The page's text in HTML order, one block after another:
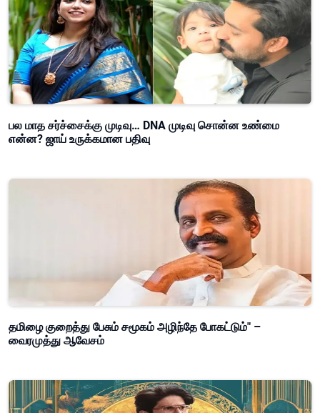
பல மாத சர்ச்சைக்கு முடிவு… DNA முடிவு சொன்ன உண்மை
என்ன? ஜாய் உருக்கமான பதிவு
தமிழை குறைத்து பேசும் சமூகம் அழிந்தே போகட்டும்" –
வைரமுத்து ஆவேசம்